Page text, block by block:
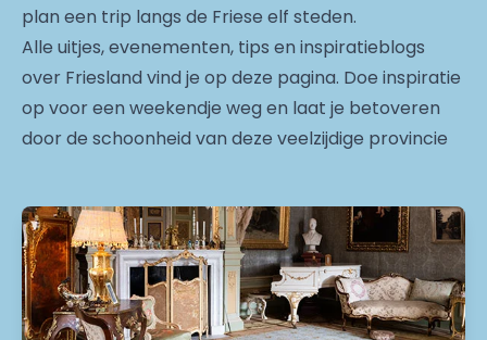
plan een trip langs de Friese elf steden.
Alle uitjes, evenementen, tips en inspiratieblogs
over Friesland vind je op deze pagina. Doe inspiratie
op voor een weekendje weg en laat je betoveren
door de schoonheid van deze veelzijdige provincie